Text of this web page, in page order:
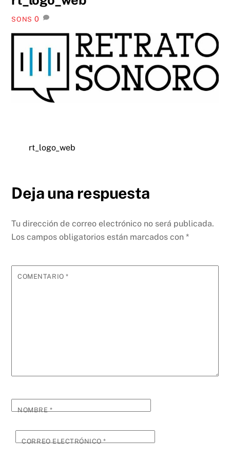
SONS 0
rt_logo_web
Deja una respuesta
Tu dirección de correo electrónico no será publicada.
Los campos obligatorios están marcados con*
COMENTARIO*
NOMBRE*
CORREO ELECTRÓNICO*